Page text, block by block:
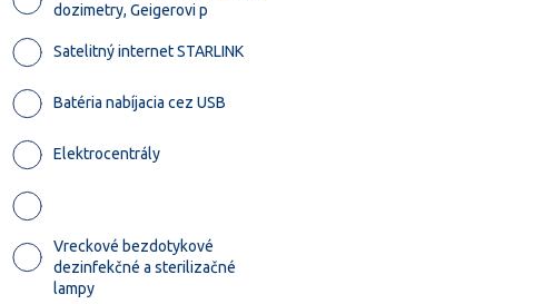
dozimetry, Geigerovi p
Satelitný internet STARLINK
Batéria nabíjacia cez USB
Elektrocentrály
Vreckové bezdotykové
dezinfekčné a sterilizačné
lampy